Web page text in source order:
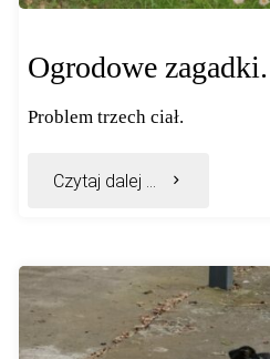
Ogrodowe zagadki.
Problem trzech ciał.
Czytaj dalej ... "Ogrodowe